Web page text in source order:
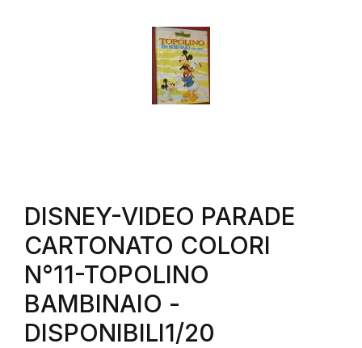
DISNEY-VIDEO PARADE
CARTONATO COLORI
N°11-TOPOLINO
BAMBINAIO -
DISPONIBILI1/20